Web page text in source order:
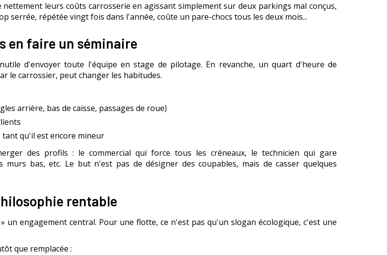
leurs coûts carrosserie en agissant simplement sur deux parkings mal conçus,
serrée, répétée vingt fois dans l'année, coûte un pare-chocs tous les deux mois...
en faire un séminaire
d'envoyer toute l'équipe en stage de pilotage. En revanche, un quart d'heure de
le carrossier, peut changer les habitudes.
arrière, bas de caisse, passages de roue)
qu'il est encore mineur
des profils : le commercial qui force tous les créneaux, le technicien qui gare
bas, etc. Le but n'est pas de désigner des coupables, mais de casser quelques
rentable
un engagement central. Pour une flotte, ce n'est pas qu'un slogan écologique, c'est une
que remplacée :